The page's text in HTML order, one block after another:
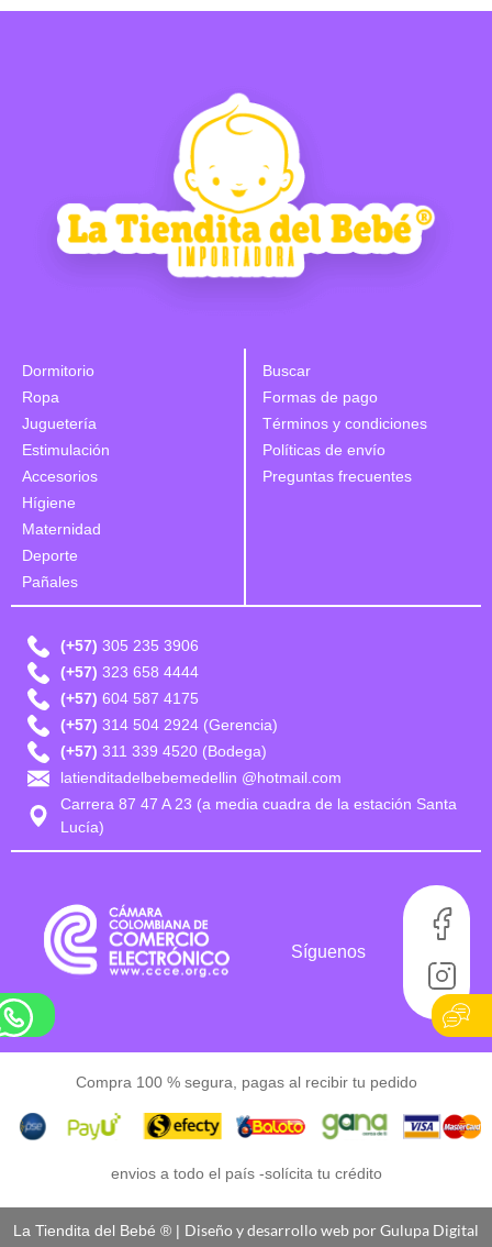
Dormitorio
Ropa
Juguetería
Estimulación
Accesorios
Hígiene
Maternidad
Deporte
Pañales
Buscar
Formas de pago
Términos y condiciones
Políticas de envío
Preguntas frecuentes
(+57) 305 235 3906
(+57) 323 658 4444
(+57) 604 587 4175
(+57) 314 504 2924 (Gerencia)
(+57) 311 339 4520 (Bodega)
latienditadelbebemedellin @hotmail.com
Carrera 87 47 A 23 (a media cuadra de la estación Santa
Lucía)
Síguenos
Compra 100 % segura, pagas al recibir tu pedido
envios a todo el país -solícita tu crédito
La Tiendita del Bebé ® | Diseño y desarrollo web por Gulupa Digital